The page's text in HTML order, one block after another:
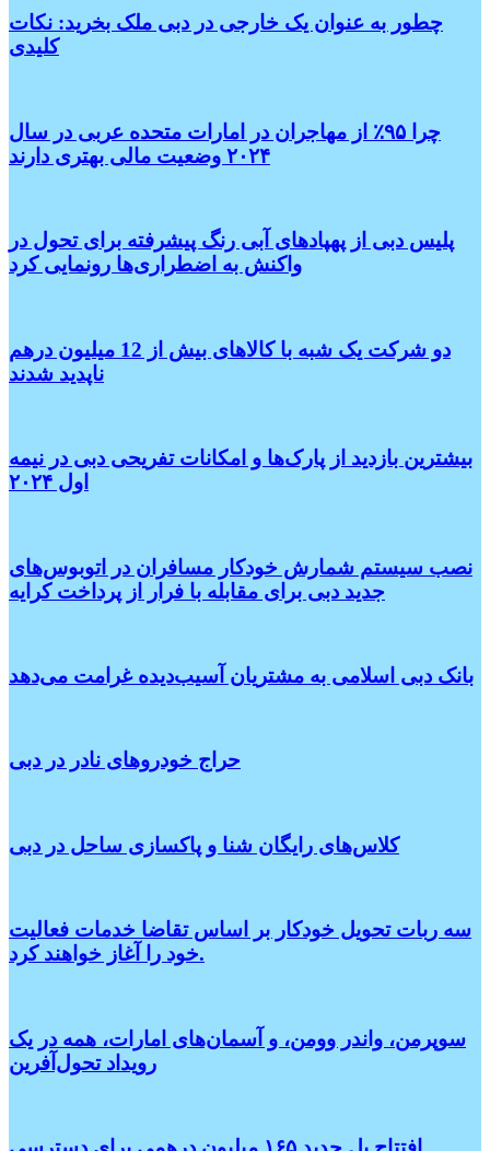
چطور به عنوان یک خارجی در دبی ملک بخرید: نکات
کلیدی
چرا ۹۵٪ از مهاجران در امارات متحده عربی در سال
۲۰۲۴ وضعیت مالی بهتری دارند
پلیس دبی از پهپادهای آبی رنگ پیشرفته برای تحول در
واکنش به اضطراری‌ها رونمایی کرد
دو شرکت یک شبه با کالاهای بیش از 12 میلیون درهم
ناپدید شدند
بیشترین بازدید از پارک‌ها و امکانات تفریحی دبی در نیمه
اول ۲۰۲۴
نصب سیستم شمارش خودکار مسافران در اتوبوس‌های
جدید دبی برای مقابله با فرار از پرداخت کرایه
بانک دبی اسلامی به مشتریان آسیب‌دیده غرامت می‌دهد
حراج خودروهای نادر در دبی
کلاس‌های رایگان شنا و پاکسازی ساحل در دبی
سه ربات تحویل خودکار بر اساس تقاضا خدمات فعالیت
خود را آغاز خواهند کرد.
سوپرمن، واندر وومن، و آسمان‌های امارات، همه در یک
رویداد تحول‌آفرین